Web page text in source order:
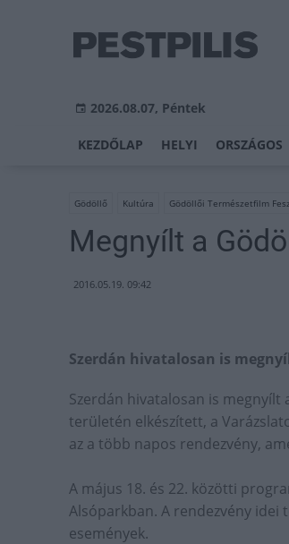
2026.08.07, Péntek
KEZDŐLAP HELYI ORSZÁGOS
Gödöllő Kultúra Gödöllői Természetfilm
Megnyílt a
2016.05.19. 09:42
Szerdán hivatalosan is
Szerdán hivatalosan is megnyílt
területén elkészített, a
az a több napos rendezvény,
A május 18. és 22. közötti
Alsóparkban. A rendezvény idei
események.